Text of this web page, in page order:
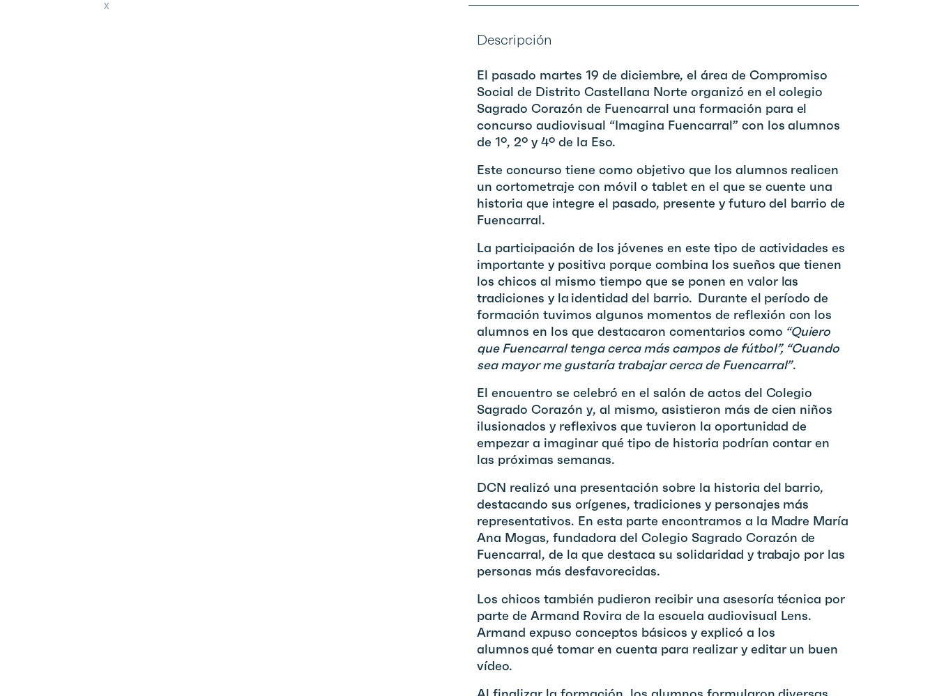
X
Descripción
El pasado martes 19 de diciembre, el área de Compromiso
Social de Distrito Castellana Norte organizó en el colegio
Sagrado Corazón de Fuencarral una formación para el
concurso audiovisual “Imagina Fuencarral” con los alumnos
de 1º, 2º y 4º de la Eso.
Este concurso tiene como objetivo que los alumnos realicen
un cortometraje con móvil o tablet en el que se cuente una
historia que integre el pasado, presente y futuro del barrio de
Fuencarral.
La participación de los jóvenes en este tipo de actividades es
importante y positiva porque combina los sueños que tienen
los chicos al mismo tiempo que se ponen en valor las
tradiciones y la identidad del barrio. Durante el período de
formación tuvimos algunos momentos de reflexión con los
alumnos en los que destacaron comentarios como “Quiero
que Fuencarral tenga cerca más campos de fútbol”, “Cuando
sea mayor me gustaría trabajar cerca de Fuencarral”.
El encuentro se celebró en el salón de actos del Colegio
Sagrado Corazón y, al mismo, asistieron más de cien niños
ilusionados y reflexivos que tuvieron la oportunidad de
empezar a imaginar qué tipo de historia podrían contar en
las próximas semanas.
DCN realizó una presentación sobre la historia del barrio,
destacando sus orígenes, tradiciones y personajes más
representativos. En esta parte encontramos a la Madre María
Ana Mogas, fundadora del Colegio Sagrado Corazón de
Fuencarral, de la que destaca su solidaridad y trabajo por las
personas más desfavorecidas.
Los chicos también pudieron recibir una asesoría técnica por
parte de Armand Rovira de la escuela audiovisual Lens.
Armand expuso conceptos básicos y explicó a los
alumnos qué tomar en cuenta para realizar y editar un buen
vídeo.